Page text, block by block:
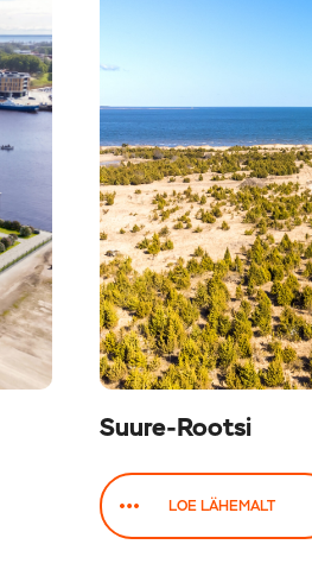
Suure-Rootsi
LOE LÄHEMALT